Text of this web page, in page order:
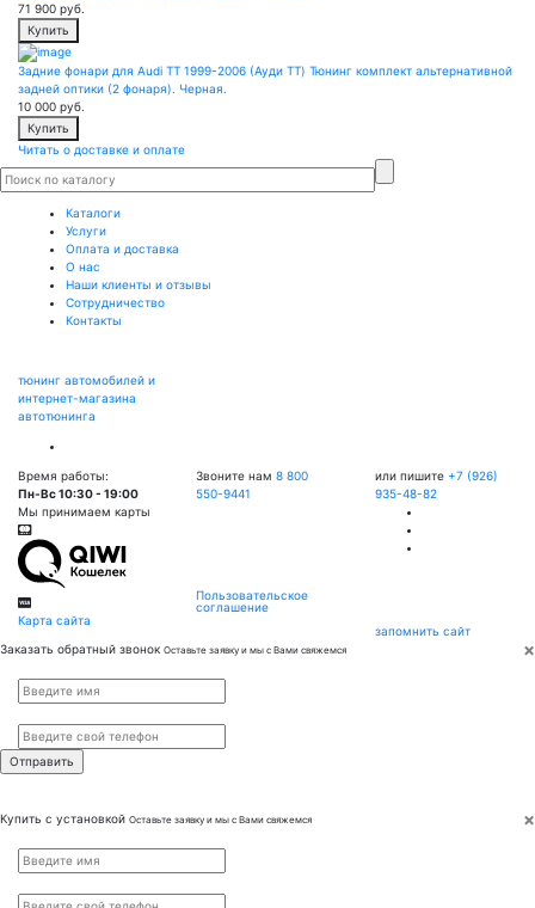
71 900 руб.
Купить
Задние фонари для Audi TT 1999-2006 (Ауди ТТ) Тюнинг комплект альтернативной
задней оптики (2 фонаря). Черная.
10 000 руб.
Купить
Читать о доставке и оплате
Каталоги
Услуги
Оплата и доставка
О нас
Наши клиенты и отзывы
Сотрудничество
Контакты
тюнинг автомобилей и
интернет-магазина
автотюнинга
Время работы:
Пн-Вс 10:30 - 19:00
Мы принимаем карты
Карта сайта
Звоните нам 8 800
550-9441
Пользовательское
соглашение
или пишите +7 (926)
935-48-82
запомнить сайт
×
Заказать обратный звонок Оставьте заявку и мы с Вами свяжемся
×
Купить с установкой Оставьте заявку и мы с Вами свяжемся